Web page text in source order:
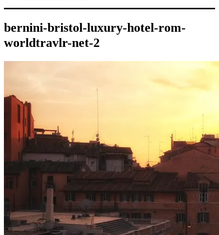
bernini-bristol-luxury-hotel-rom-
worldtravlr-net-2